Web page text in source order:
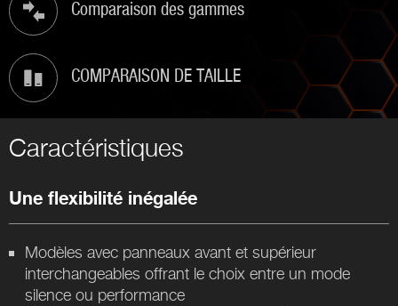
Comparaison des gammes
COMPARAISON DE TAILLE
Caractéristiques
Une flexibilité inégalée
Modèles avec panneaux avant et supérieur
interchangeables offrant le choix entre un mode
silence ou performance